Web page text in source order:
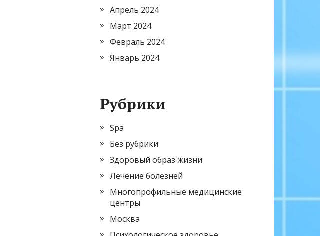
Апрель 2024
Март 2024
Февраль 2024
Январь 2024
Рубрики
Spa
Без рубрики
Здоровый образ жизни
Лечение болезней
Многопрофильные медицинские
центры
Москва